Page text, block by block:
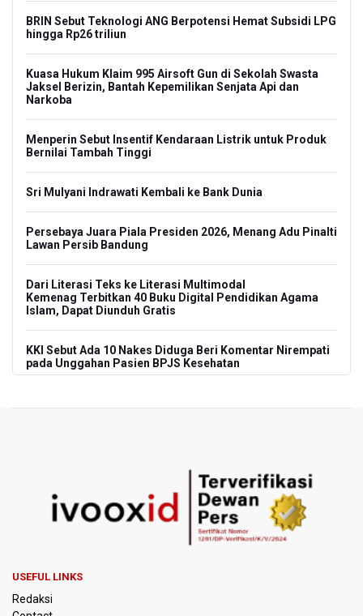
BRIN Sebut Teknologi ANG Berpotensi Hemat Subsidi LPG
hingga Rp26 triliun
Kuasa Hukum Klaim 995 Airsoft Gun di Sekolah Swasta
Jaksel Berizin, Bantah Kepemilikan Senjata Api dan
Narkoba
Menperin Sebut Insentif Kendaraan Listrik untuk Produk
Bernilai Tambah Tinggi
Sri Mulyani Indrawati Kembali ke Bank Dunia
Persebaya Juara Piala Presiden 2026, Menang Adu Pinalti
Lawan Persib Bandung
Dari Literasi Teks ke Literasi Multimodal
Kemenag Terbitkan 40 Buku Digital Pendidikan Agama
Islam, Dapat Diunduh Gratis
KKI Sebut Ada 10 Nakes Diduga Beri Komentar Nirempati
pada Unggahan Pasien BPJS Kesehatan
995 Senjata Api Ditemukan di Sekolah Swasta di Pondok
Pinang, Jakarta Selatan
Pemadaman Karhutla Gunung Bromo
USEFUL LINKS
Redaksi